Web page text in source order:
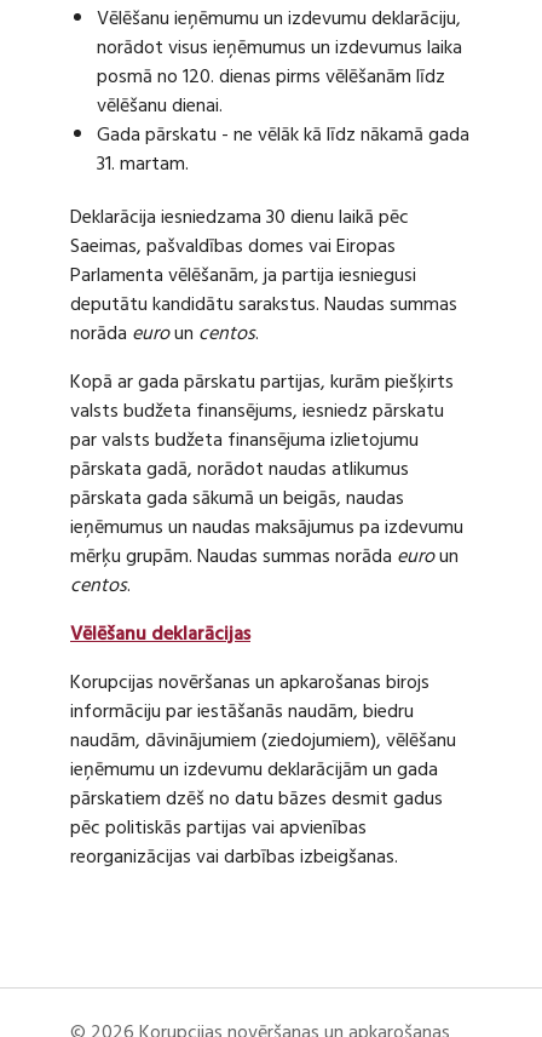
Vēlēšanu ieņēmumu un izdevumu deklarāciju,
norādot visus ieņēmumus un izdevumus laika
posmā no 120. dienas pirms vēlēšanām līdz
vēlēšanu dienai.
Gada pārskatu - ne vēlāk kā līdz nākamā gada
31. martam.
Deklarācija iesniedzama 30 dienu laikā pēc
Saeimas, pašvaldības domes vai Eiropas
Parlamenta vēlēšanām, ja partija iesniegusi
deputātu kandidātu sarakstus. Naudas summas
norāda euroun centos.
Kopā ar gada pārskatu partijas, kurām piešķirts
valsts budžeta finansējums, iesniedz pārskatu
par valsts budžeta finansējuma izlietojumu
pārskata gadā, norādot naudas atlikumus
pārskata gada sākumā un beigās, naudas
ieņēmumus un naudas maksājumus pa izdevumu
mērķu grupām. Naudas summas norāda euroun
centos.
Vēlēšanu deklarācijas
Korupcijas novēršanas un apkarošanas birojs
informāciju par iestāšanās naudām, biedru
naudām, dāvinājumiem (ziedojumiem), vēlēšanu
ieņēmumu un izdevumu deklarācijām un gada
pārskatiem dzēš no datu bāzes desmit gadus
pēc politiskās partijas vai apvienības
reorganizācijas vai darbības izbeigšanas.